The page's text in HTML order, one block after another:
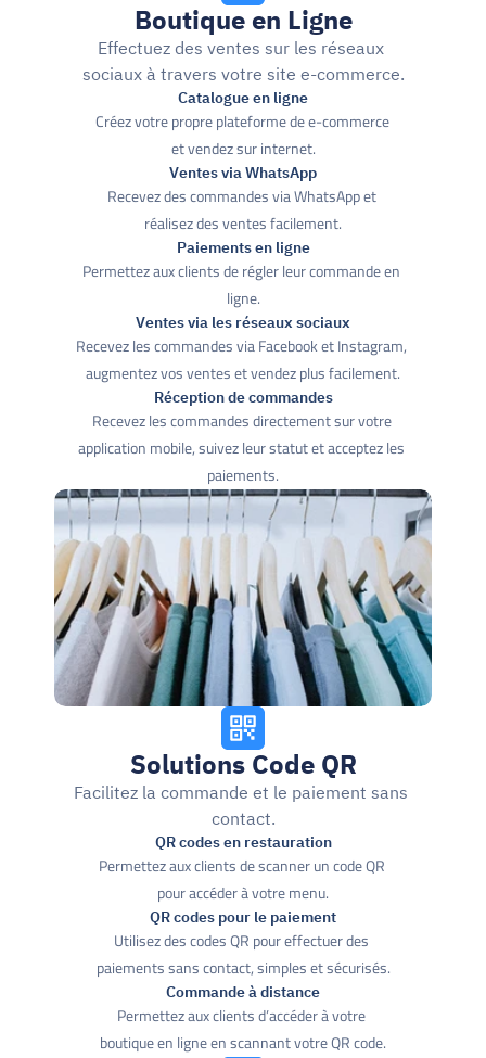
Boutique en Ligne
Effectuez des ventes sur les réseaux
sociaux à travers votre site e-commerce.
Catalogue en ligne
Créez votre propre plateforme de e-commerce
et vendez sur internet.
Ventes via WhatsApp
Recevez des commandes via WhatsApp et
réalisez des ventes facilement.
Paiements en ligne
Permettez aux clients de régler leur commande en
ligne.
Ventes via les réseaux sociaux
Recevez les commandes via Facebook et Instagram,
augmentez vos ventes et vendez plus facilement.
Réception de commandes
Recevez les commandes directement sur votre
application mobile, suivez leur statut et acceptez les
paiements.
Solutions Code QR
Facilitez la commande et le paiement sans
contact.
QR codes en restauration
Permettez aux clients de scanner un code QR
pour accéder à votre menu.
QR codes pour le paiement
Utilisez des codes QR pour effectuer des
paiements sans contact, simples et sécurisés.
Commande à distance
Permettez aux clients d’accéder à votre
boutique en ligne en scannant votre QR code.